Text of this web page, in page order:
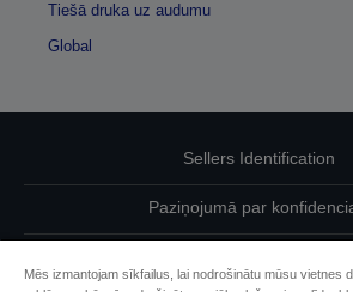
Tiešā druka uz audumu
Global
Sellers Identification
Paziņojumā par
Mēs izmantojam sīkfailus, lai nodrošinātu mūsu vietnes